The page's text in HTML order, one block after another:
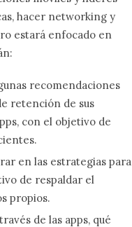
hacer networking y
estará enfocado en
recomendaciones
retención de sus
con el objetivo de
en las estrategias para
de respaldar el
propios.
de las apps, qué